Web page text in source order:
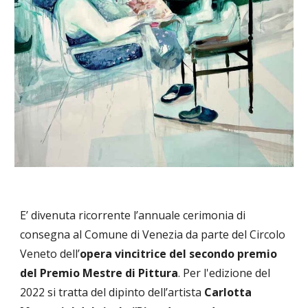
E’ divenuta ricorrente l’annuale cerimonia di
consegna al Comune di Venezia da parte del Circolo
Veneto dell’opera vincitrice del secondo premio
del Premio Mestre di Pittura. Per l'edizione del
2022 si tratta del dipinto dell’artista Carlotta